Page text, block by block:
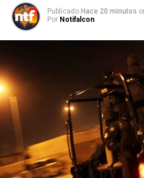
Publicado Hace 20 minutos
Por Notifalcon